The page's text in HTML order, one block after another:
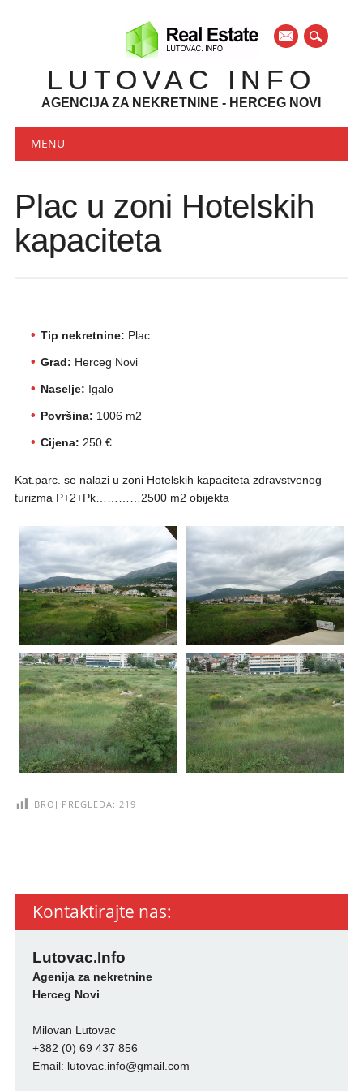
mail
LUTOVAC INFO
AGENCIJA ZA NEKRETNINE - HERCEG NOVI
Main menu
MENU
Plac u zoni Hotelskih
kapaciteta
Tip nekretnine: Plac
Grad: Herceg Novi
Naselje: Igalo
Površina: 1006 m2
Cijena: 250 €
Kat.parc. se nalazi u zoni Hotelskih kapaciteta zdravstvenog
turizma P+2+Pk…………2500 m2 obijekta
BROJ PREGLEDA: 219
Kontaktirajte nas:
Lutovac.Info
Agenija za nekretnine
Herceg Novi
Milovan Lutovac
+382 (0) 69 437 856
Email: lutovac.info@gmail.com